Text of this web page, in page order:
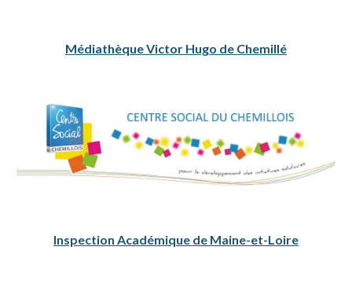
Médiathèque Victor Hugo de Chemillé
Inspection Académique de Maine-et-Loire